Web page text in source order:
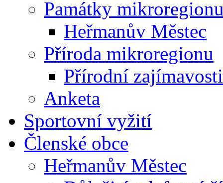
Památky
Heřmanův Městec
Příroda mikroregionu
Přírodní zajímavosti
Anketa
Sportovní vyžití
Členské obce
Heřmanův Městec